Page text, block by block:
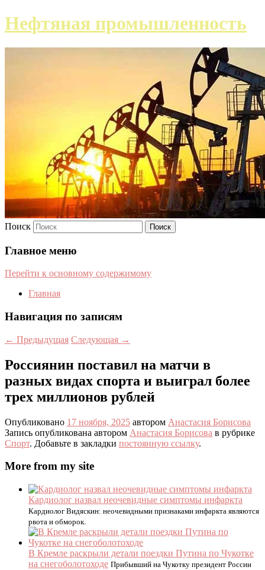
Нефтяная промышленность
Поиск
Главное меню
Перейти к основному содержимому
Главная
Навигация по записям
← Предыдущая Следующая →
Россиянин поставил на матчи в
разных видах спорта и выиграл более
трех миллионов рублей
Опубликовано 17 ноября, 2025 автором Анастасия Борисова
Запись опубликована автором Анастасия Борисова в рубрике
Спорт. Добавьте в закладки постоянную ссылку.
More from my site
Кардиолог назвал неочевидные симптомы инфаркта
Кардиолог Видяскин: неочевидными признаками инфаркта являются
рвота и обморок.
В Кремле раскрыли детали поездки Путина по Чукотке
на снегоболотоходе Прибывший на Чукотку президент России